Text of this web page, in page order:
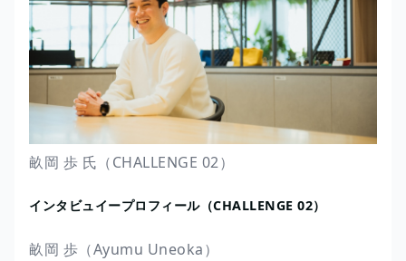
畝岡 歩 氏（CHALLENGE 02）
インタビュイープロフィール（CHALLENGE 02）
畝岡 歩（Ayumu Uneoka）